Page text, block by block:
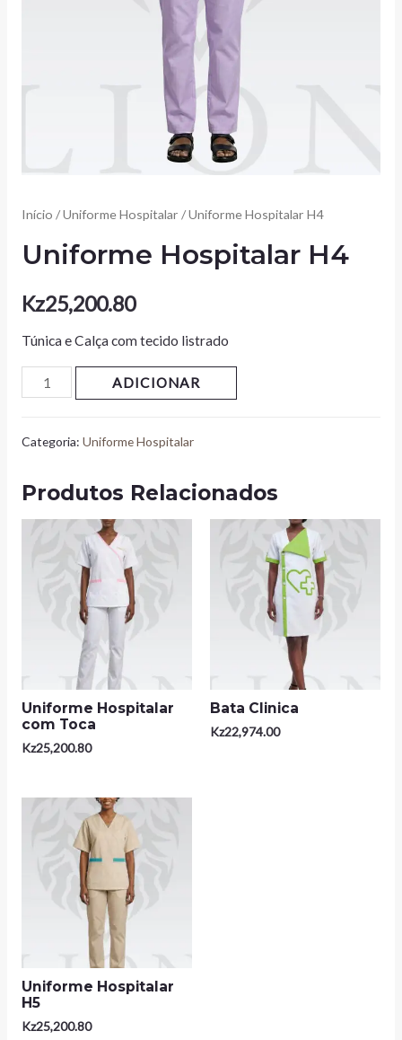
Início /Uniforme Hospitalar / Uniforme Hospitalar H4
Uniforme Hospitalar H4
Kz25,200.80
Túnica e Calça com tecido listrado
ADICIONAR
Categoria: Uniforme Hospitalar
Produtos Relacionados
Uniforme Hospitalar
com Toca
Kz25,200.80
Bata Clinica
Kz22,974.00
Uniforme Hospitalar
H5
Kz25,200.80